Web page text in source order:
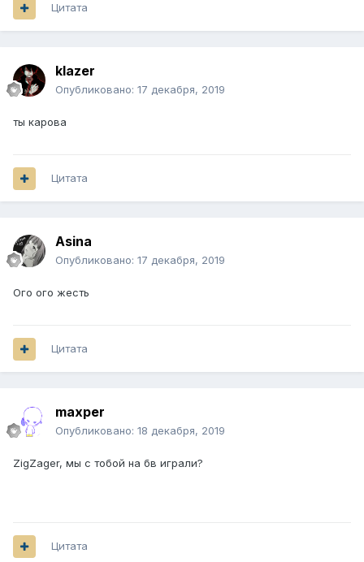
Цитата
klazer
Опубликовано: 17 декабря, 2019
ты карова
Цитата
Asina
Опубликовано: 17 декабря, 2019
Ого ого жесть
Цитата
maxper
Опубликовано: 18 декабря, 2019
ZigZager, мы с тобой на бв играли?
Цитата